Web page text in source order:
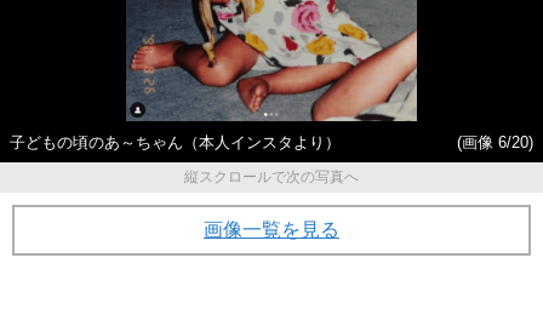
子どもの頃のあ～ちゃん（本人インスタより）
(画像 6/20)
縦スクロールで次の写真へ
画像一覧を見る